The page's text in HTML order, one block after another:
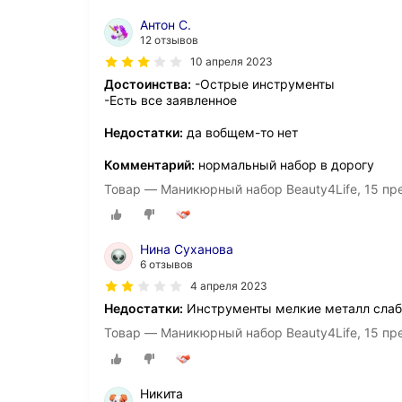
Антон С.
12 отзывов
10 апреля 2023
Достоинства: -Острые инструменты
-Есть все заявленное
Недостатки: да вобщем-то нет
Комментарий: нормальный набор в дорогу
Товар — Маникюрный набор Beauty4Life, 15
Нина Суханова
6 отзывов
4 апреля 2023
Недостатки: Инструменты мелкие металл
Товар — Маникюрный набор Beauty4Life, 15
Никита